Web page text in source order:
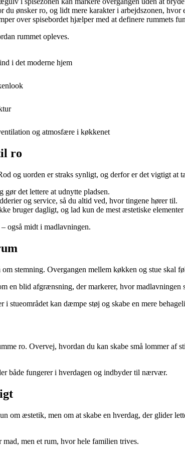
ønsker ro, og lidt mere karakter i arbejdszonen, hvor
over spisebordet hjælper med at definere rummets
rummet opleves.
i det moderne hjem
og atmosfære i køkkenet
ro
og uorden er straks synligt, og derfor er det vigtigt at
det lettere at udnytte pladsen.
og service, så du altid ved, hvor tingene hører til.
bruger dagligt, og lad kun de mest æstetiske elementer
også midt i madlavningen.
stemning. Overgangen mellem køkken og stue skal
en blid afgrænsning, der markerer, hvor madlavningen
stueområdet kan dæmpe støj og skabe en mere
ro. Overvej, hvordan du kan skabe små lommer
både fungerer i hverdagen og indbyder til nærvær.
om æstetik, men om at skabe en hverdag, der glider
men et rum, hvor hele familien trives.